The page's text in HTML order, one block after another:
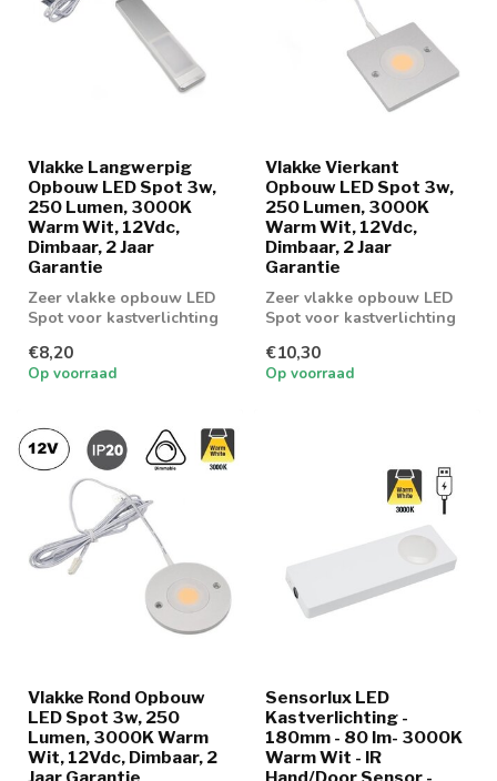
Vlakke Langwerpig
Opbouw LED Spot 3w,
250 Lumen, 3000K
Warm Wit, 12Vdc,
Dimbaar, 2 Jaar
Garantie
Zeer vlakke opbouw LED
Spot voor kastverlichting
€8,20
Op voorraad
Vlakke Vierkant
Opbouw LED Spot 3w,
250 Lumen, 3000K
Warm Wit, 12Vdc,
Dimbaar, 2 Jaar
Garantie
Zeer vlakke opbouw LED
Spot voor kastverlichting
€10,30
Op voorraad
Vlakke Rond Opbouw
LED Spot 3w, 250
Lumen, 3000K Warm
Wit, 12Vdc, Dimbaar, 2
Jaar Garantie
Sensorlux LED
Kastverlichting -
180mm - 80 lm- 3000K
Warm Wit - IR
Hand/Door Sensor -